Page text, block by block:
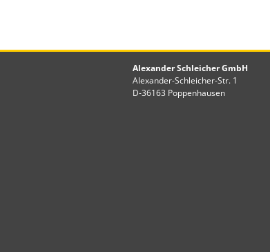
Alexander Schleicher GmbH
Alexander-Schleicher-Str. 1
D-36163 Poppenhausen